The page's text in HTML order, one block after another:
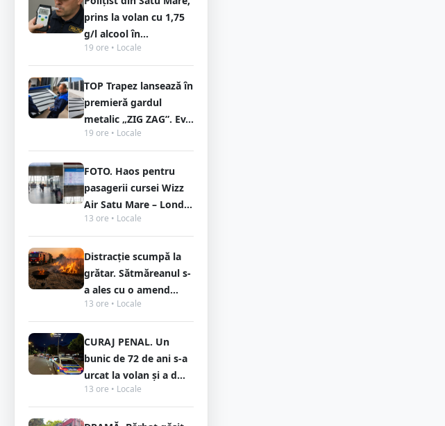
prins la volan cu 1,75
g/l alcool în...
19 ore • Locale
TOP Trapez lansează în
premieră gardul
metalic „ZIG ZAG”. Ev...
19 ore • Locale
FOTO. Haos pentru
pasagerii cursei Wizz
Air Satu Mare – Lond...
13 ore • Locale
Distracție scumpă la
grătar. Sătmăreanul s-
a ales cu o amend...
13 ore • Locale
CURAJ PENAL. Un
bunic de 72 de ani s-a
urcat la volan și a d...
13 ore • Locale